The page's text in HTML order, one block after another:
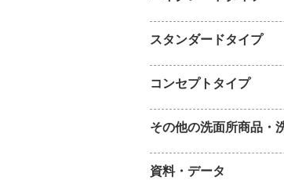
スタンダードタイプ
コンセプトタイプ
その他の洗面所商品・
資料・データ